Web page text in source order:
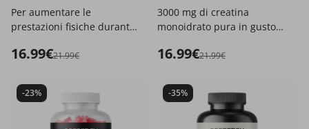
Per aumentare le
prestazioni fisiche durante
16.99€21.99€
3000 mg di creatina
monoidrato pura in gustose
16.99€21.99€
-23% -35%